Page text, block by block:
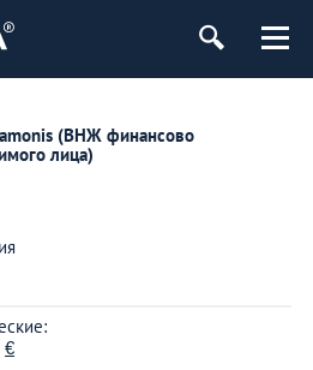
(ВНЖ финансово
лица)
€